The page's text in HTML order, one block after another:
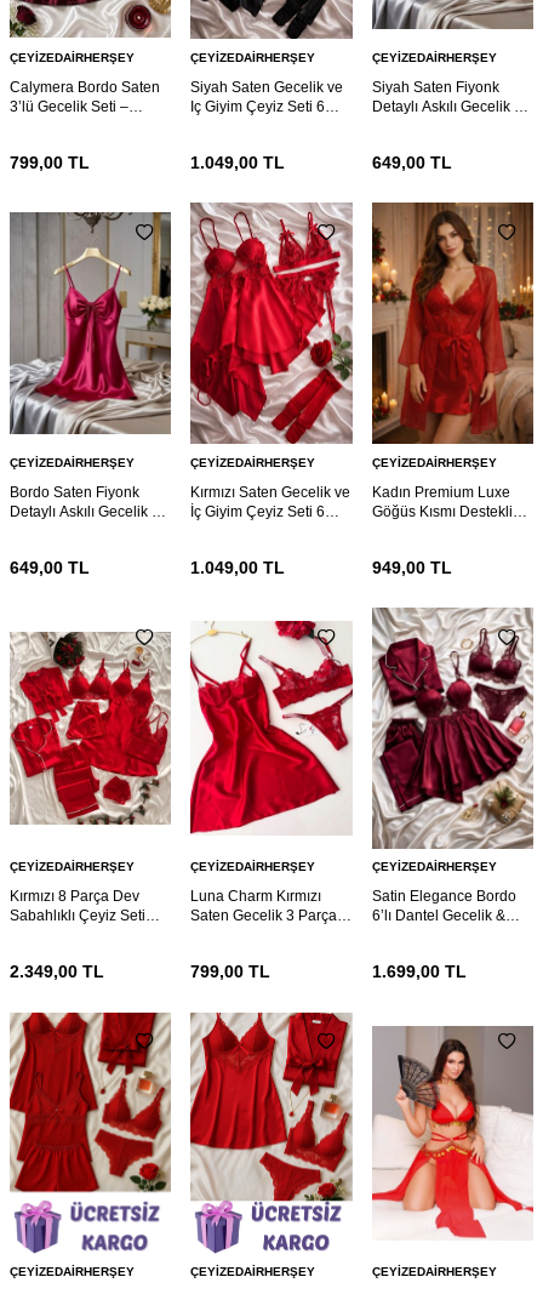
ÇEYIZEDAIRHERŞEY
Calymera Bordo Saten
3’lü Gecelik Seti –
799,00 TL
ÇEYIZEDAIRHERŞEY
Siyah Saten Gecelik ve
Iç Giyim Çeyiz Seti 6
1.049,00 TL
ÇEYIZEDAIRHERŞEY
Siyah Saten Fiyonk
Detaylı Askılı Gecelik –
649,00TL
ÇEYIZEDAIRHERŞEY
Bordo Saten Fiyonk
Detaylı Askılı Gecelik –
649,00 TL
ÇEYIZEDAIRHERŞEY
Kırmızı Saten Gecelik ve
İç Giyim Çeyiz Seti 6
1.049,00 TL
ÇEYIZEDAIRHERŞEY
Kadın Premium Luxe
Göğüs Kısmı Destekli
949,00TL
ÇEYIZEDAIRHERŞEY
Kırmızı 8 Parça Dev
Sabahlıklı Çeyiz Seti
2.349,00 TL
ÇEYIZEDAIRHERŞEY
Luna Charm Kırmızı
Saten Gecelik 3 Parça
799,00 TL
ÇEYIZEDAIRHERŞEY
Satin Elegance Bordo
6’lı Dantel Gecelik &
1.699,00TL
ÇEYIZEDAIRHERŞEY ÇEYIZEDAIRHERŞEY ÇEYIZEDAIRHERŞEY